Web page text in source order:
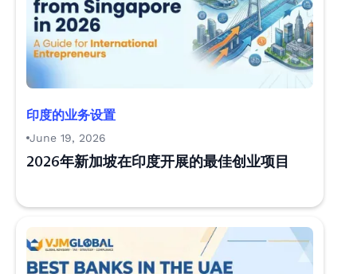
印度的业务设置
June 19, 2026
2026年新加坡在印度开展的最佳创业项目